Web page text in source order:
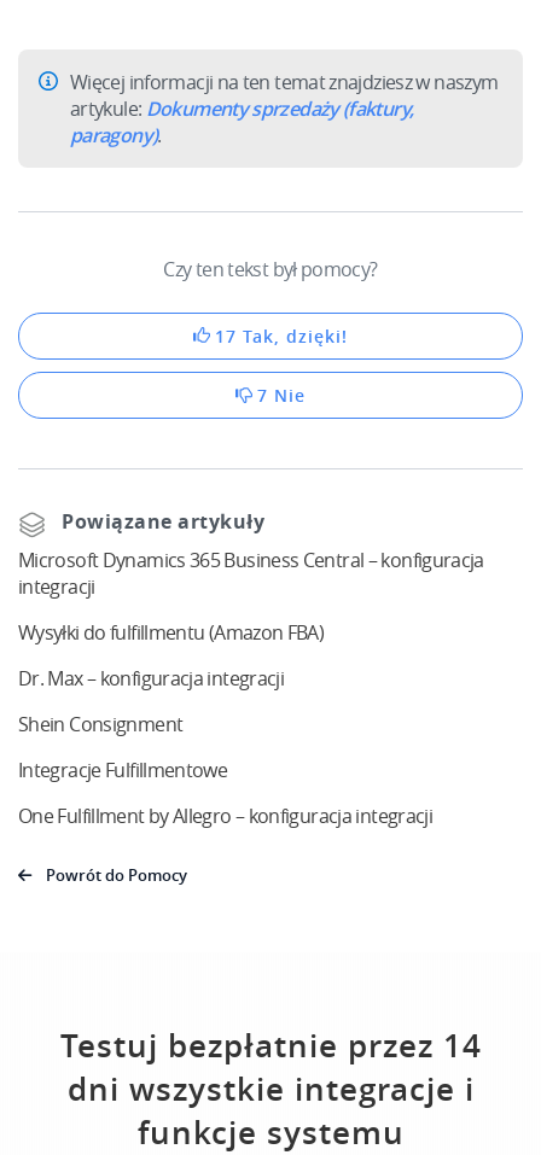
Base Store
Base Courier
Katalog Partnerów Base
Więcej informacji na ten temat znajdziesz w naszym
artykule: Dokumenty sprzedaży (faktury,
paragony).
Czy ten tekst był pomocy?
17 Tak, dzięki!
7 Nie
Powiązane artykuły
Microsoft Dynamics 365 Business Central – konfiguracja
integracji
Wysyłki do fulfillmentu (Amazon FBA)
Dr. Max – konfiguracja integracji
Shein Consignment
Integracje Fulfillmentowe
One Fulfillment by Allegro – konfiguracja integracji
Powrót do Pomocy
Testuj bezpłatnie przez 14
dni wszystkie integracje i
funkcje systemu